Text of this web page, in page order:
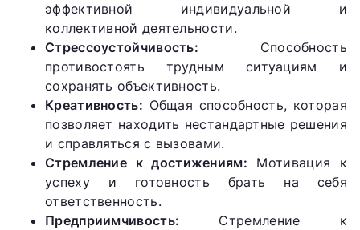
эффективной индивидуальной и
коллективной деятельности.
Стрессоустойчивость: Способность
противостоять трудным ситуациям и
сохранять объективность.
Креативность: Общая способность, которая
позволяет находить нестандартные решения
и справляться с вызовами.
Стремление к достижениям: Мотивация к
успеху и готовность брать на себя
ответственность.
Предприимчивость: Стремление к